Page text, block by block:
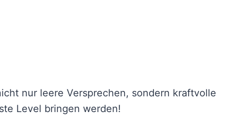
nur leere Versprechen, sondern kraftvolle
Level bringen werden!